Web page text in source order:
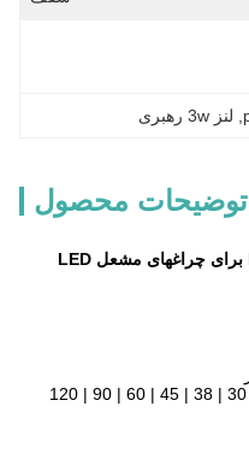
لنز 3w رهبری
توضیحات محصول
3. زاویه دید: 5 | 8 | 10 | 15 | 20 | 25 | 30 | 38 | 45 | 60 | 90 | 120